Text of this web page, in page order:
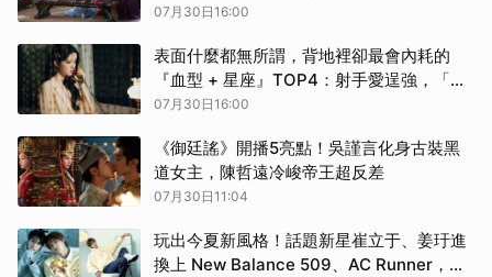
狠話從來不算數
07月30日16:00
表面什麼都無所謂，背地裡卻最會內耗的
『血型 + 星座』TOP4：射手愛逞強，「這
星座」苦都自己吞
07月30日16:00
《御廷謠》開播5亮點！吳謹言化身古裝黑
道女主，陳哲遠冷峻帝王超反差
07月30日11:04
玩出今夏新風格！話題新星崔立于、姜玗進
換上 New Balance 509、AC Runner，探